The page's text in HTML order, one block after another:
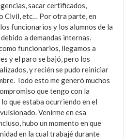
sacar certificados,
Civil, etc… Por otra parte, en
funcionarios y los alumnos de la
a demandas internas.
funcionarios, llegamos a
y el paro se bajó, pero los
y recién se pudo reiniciar
Todo esto me generó muchos
que tengo con la
que estaba ocurriendo en el
Venirme en esa
hubo un momento en que
en la cual trabajé durante